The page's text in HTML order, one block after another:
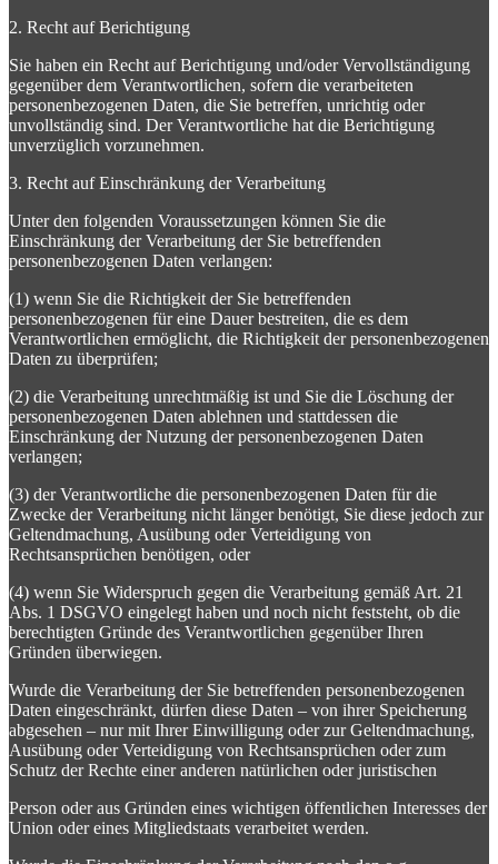
2. Recht auf Berichtigung
Sie haben ein Recht auf Berichtigung und/oder Vervollständigung
gegenüber dem Verantwortlichen, sofern die verarbeiteten
personenbezogenen Daten, die Sie betreffen, unrichtig oder
unvollständig sind. Der Verantwortliche hat die Berichtigung
unverzüglich vorzunehmen.
3. Recht auf Einschränkung der Verarbeitung
Unter den folgenden Voraussetzungen können Sie die
Einschränkung der Verarbeitung der Sie betreffenden
personenbezogenen Daten verlangen:
(1) wenn Sie die Richtigkeit der Sie betreffenden
personenbezogenen für eine Dauer bestreiten, die es dem
Verantwortlichen ermöglicht, die Richtigkeit der personenbezogenen
Daten zu überprüfen;
(2) die Verarbeitung unrechtmäßig ist und Sie die Löschung der
personenbezogenen Daten ablehnen und stattdessen die
Einschränkung der Nutzung der personenbezogenen Daten
verlangen;
(3) der Verantwortliche die personenbezogenen Daten für die
Zwecke der Verarbeitung nicht länger benötigt, Sie diese jedoch zur
Geltendmachung, Ausübung oder Verteidigung von
Rechtsansprüchen benötigen, oder
(4) wenn Sie Widerspruch gegen die Verarbeitung gemäß Art. 21
Abs. 1 DSGVO eingelegt haben und noch nicht feststeht, ob die
berechtigten Gründe des Verantwortlichen gegenüber Ihren
Gründen überwiegen.
Wurde die Verarbeitung der Sie betreffenden personenbezogenen
Daten eingeschränkt, dürfen diese Daten – von ihrer Speicherung
abgesehen – nur mit Ihrer Einwilligung oder zur Geltendmachung,
Ausübung oder Verteidigung von Rechtsansprüchen oder zum
Schutz der Rechte einer anderen natürlichen oder juristischen
Person oder aus Gründen eines wichtigen öffentlichen Interesses der
Union oder eines Mitgliedstaats verarbeitet werden.